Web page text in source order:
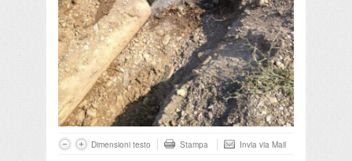
Dimensioni testo Stampa Invia via Mail